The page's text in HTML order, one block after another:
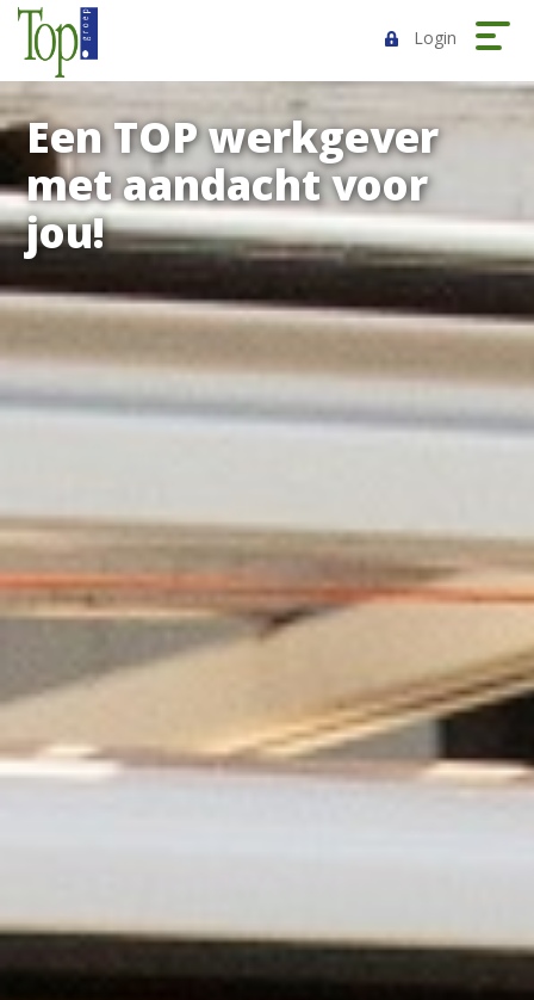
Login
Een TOP werkgever
met aandacht voor
jou!